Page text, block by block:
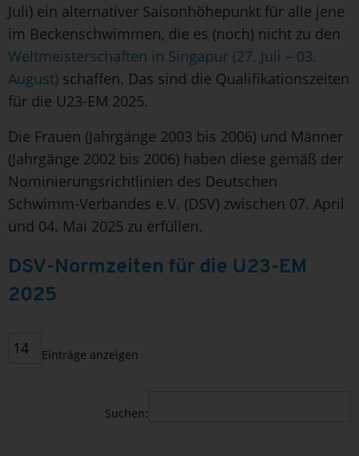
Juli) ein alternativer Saisonhöhepunkt für alle jene
im Beckenschwimmen, die es (noch) nicht zu den
Weltmeisterschaften in Singapur (27. Juli – 03.
August) schaffen. Das sind die Qualifikationszeiten
für die U23-EM 2025.
Die Frauen (Jahrgänge 2003 bis 2006) und Männer
(Jahrgänge 2002 bis 2006) haben diese gemäß der
Nominierungsrichtlinien des Deutschen
Schwimm-Verbandes e.V. (DSV) zwischen 07. April
und 04. Mai 2025 zu erfüllen.
DSV-Normzeiten für die U23-EM
2025
Einträge anzeigen
Suchen: